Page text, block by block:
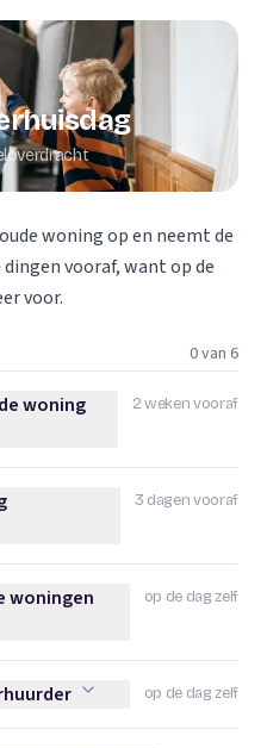
woning op en neemt de
vooraf, want op de
voor.
0 van 6
2 weken vooraf
leeg moet afvinken
woning
3 dagen vooraf
afvinken
op de dag zelf
vastleggen afvinken
woningen
op de dag zelf
afvinken